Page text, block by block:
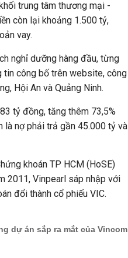
trung tâm thương mại -
còn lại khoảng 1.500 tỷ,
vay.
nghỉ dưỡng hàng đầu, từng
tin công bố trên website, công
Hội An và Quảng Ninh.
tỷ đồng, tăng thêm 73,5%
nợ phải trả gần 45.000 tỷ và
khoán TP HCM (HoSE)
2011, Vinpearl sáp nhập với
đổi thành cổ phiếu VIC.